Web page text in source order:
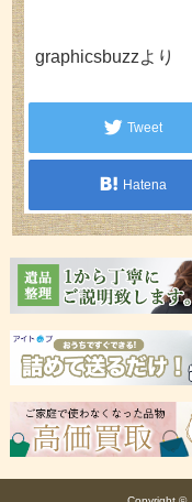
graphicsbuzzより
Tweet
Hatena